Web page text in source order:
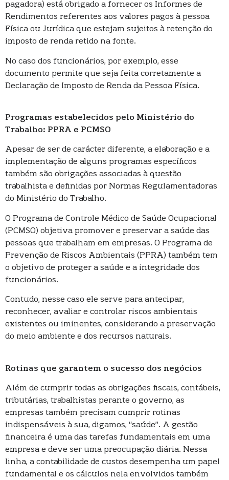
pagadora) está obrigado a fornecer os Informes de
Rendimentos referentes aos valores pagos à pessoa
Física ou Jurídica que estejam sujeitos à retenção do
imposto de renda retido na fonte.
No caso dos funcionários, por exemplo, esse
documento permite que seja feita corretamente a
Declaração de Imposto de Renda da Pessoa Física.
Programas estabelecidos pelo Ministério do
Trabalho: PPRA e PCMSO
Apesar de ser de carácter diferente, a elaboração e a
implementação de alguns programas específicos
também são obrigações associadas à questão
trabalhista e definidas por Normas Regulamentadoras
do Ministério do Trabalho.
O Programa de Controle Médico de Saúde Ocupacional
(PCMSO) objetiva promover e preservar a saúde das
pessoas que trabalham em empresas. O Programa de
Prevenção de Riscos Ambientais (PPRA) também tem
o objetivo de proteger a saúde e a integridade dos
funcionários.
Contudo, nesse caso ele serve para antecipar,
reconhecer, avaliar e controlar riscos ambientais
existentes ou iminentes, considerando a preservação
do meio ambiente e dos recursos naturais.
Rotinas que garantem o sucesso dos negócios
Além de cumprir todas as obrigações fiscais, contábeis,
tributárias, trabalhistas perante o governo, as
empresas também precisam cumprir rotinas
indispensáveis à sua, digamos, “saúde”. A gestão
financeira é uma das tarefas fundamentais em uma
empresa e deve ser uma preocupação diária. Nessa
linha, a contabilidade de custos desempenha um papel
fundamental e os cálculos nela envolvidos também